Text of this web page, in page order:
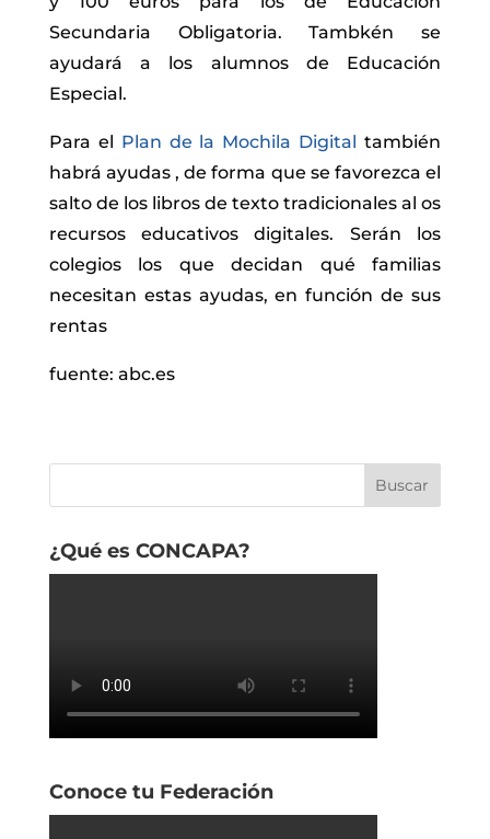
Secundaria Obligatoria. Tambkén se
ayudará a los alumnos de Educación
Especial.
Para el Plan de la Mochila Digitaltambién
habrá ayudas , de forma que se favorezca el
salto de los libros de texto tradicionales al os
recursos educativos digitales. Serán los
colegios los que decidan qué familias
necesitan estas ayudas, en función de sus
rentas
fuente: abc.es
¿Qué es CONCAPA?
Conoce tu Federación